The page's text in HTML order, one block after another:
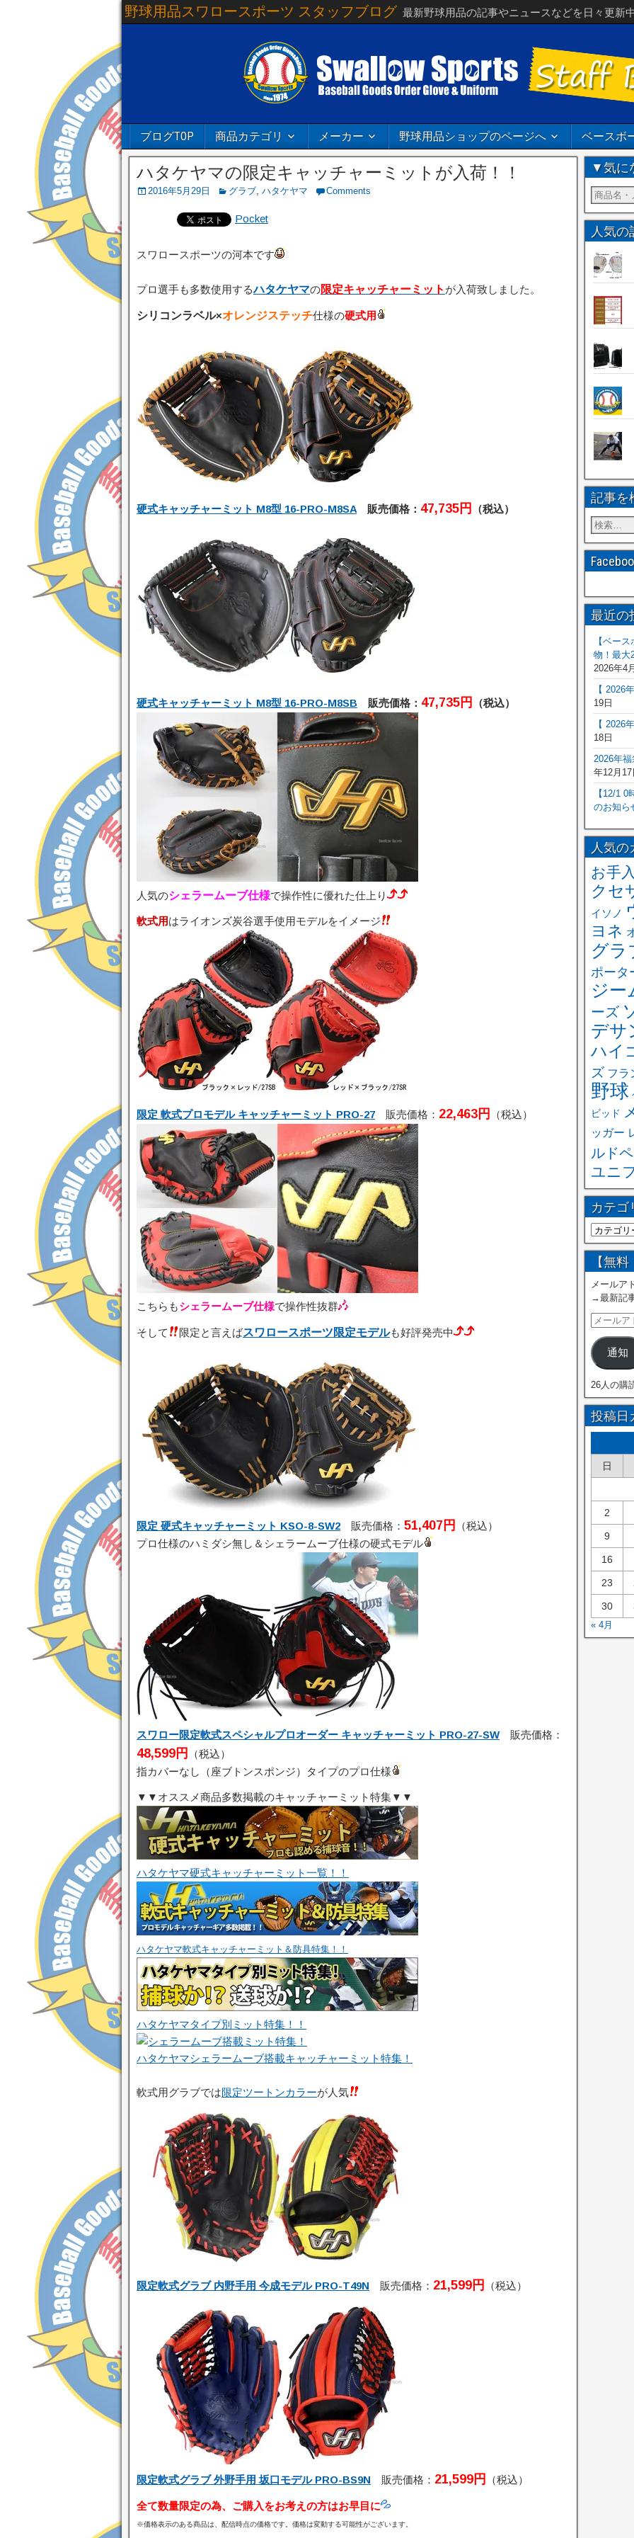
野球用品スワロースポーツ スタッフブログ 最新野球用品の記事やニュースなどを日々更新
ブログTOP 商品カテゴリ メーカー 野球用品ショップのページへ ベースボ
ハタケヤマの限定キャッチャーミットが入荷！！
2016年5月29日 グラブ, ハタケヤマ Comments
Pocket
スワロースポーツの河本です
プロ選手も多数使用するハタケヤマの限定キャッチャーミット が入荷致しました。
シリコンラベル×オレンジステッチ仕様の硬式用
硬式キャッチャーミット M8型 16-PRO-M8SA 販売価格： 47,735円 （税込）
硬式キャッチャーミット M8型 16-PRO-M8SB 販売価格： 47,735円 （税込）
人気のシェラームーブ仕様で操作性に優れた仕上り
軟式用はライオンズ炭谷選手使用モデルをイメージ
限定 軟式プロモデル キャッチャーミット PRO-27 販売価格： 22,463円 （税込）
こちらもシェラームーブ仕様で操作性抜群
そして 限定と言えばスワロースポーツ限定モデルも好評発売中
限定 硬式キャッチャーミット KSO-8-SW2 販売価格： 51,407円
（税込）
プロ仕様のハミダシ無し＆シェラームーブ仕様の硬式モデル
スワロー限定軟式スペシャルプロオーダー キャッチャーミット PRO-27-SW 販売価格：
48,599円
（税込）
指カバーなし（座ブトンスポンジ）タイプのプロ仕様
▼▼オススメ商品多数掲載のキャッチャーミット特集▼▼
ハタケヤマ硬式キャッチャーミット一覧！！
ハタケヤマ軟式キャッチャーミット＆防具特集！！
ハタケヤマタイプ別ミット特集！！
ハタケヤマシェラームーブ搭載キャッチャーミット特集！
軟式用グラブでは限定ツートンカラーが人気
限定軟式グラブ 内野手用 今成モデル PRO-T49N 販売価格： 21,599円 （税込）
限定軟式グラブ 外野手用 坂口モデル PRO-BS9N 販売価格： 21,599円 （税込）
全て数量限定の為、ご購入をお考えの方はお早目に
※価格表示のある商品は、配信時点の価格です。価格は変動する可能性がございます。
▼気に
人気の
記事を
最近の
【ベー
物！最大
2026年4
【 2026
19日
【 2026
18日
2026年
年12月17
【12/1
のお知ら
人気の
お手
クセ
イソノ
ヨネ
グラ
ポータ
ジー
ーズ
デサ
ハイ
ズ フラ
野球
ビッド
ッガー
ルド
ユニ
カテゴ
【無
メールア
→最新記
通知
26人の購
投稿日
日
2
9
16
23
30
« 4月